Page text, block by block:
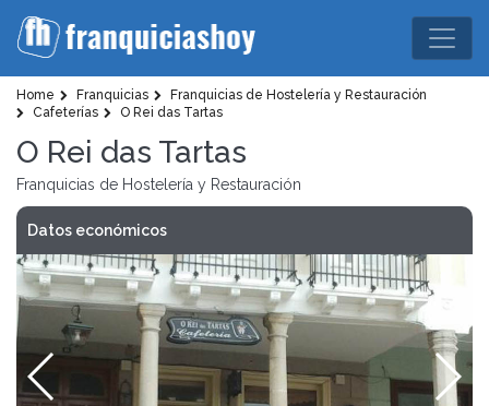
Home Franquicias
Franquicias de Hostelería y Restauración
Cafeterías
O Rei das Tartas
O Rei das Tartas
Franquicias de Hostelería y Restauración
Datos económicos